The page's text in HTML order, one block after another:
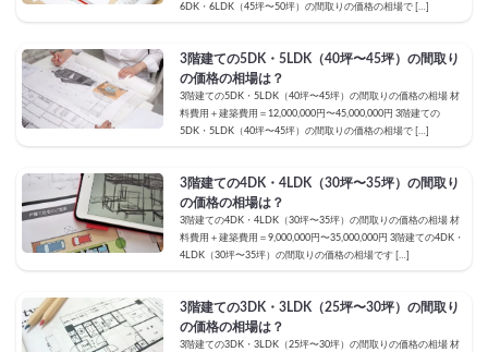
6DK・6LDK（45坪〜50坪）の間取りの価格の相場で […]
3階建ての5DK・5LDK（40坪〜45坪）の間取り
の価格の相場は？
3階建ての5DK・5LDK（40坪〜45坪）の間取りの価格の相場 材
料費用＋建築費用＝12,000,000円〜45,000,000円 3階建ての
5DK・5LDK（40坪〜45坪）の間取りの価格の相場で […]
3階建ての4DK・4LDK（30坪〜35坪）の間取り
の価格の相場は？
3階建ての4DK・4LDK（30坪〜35坪）の間取りの価格の相場 材
料費用＋建築費用＝9,000,000円〜35,000,000円 3階建ての4DK・
4LDK（30坪〜35坪）の間取りの価格の相場です […]
3階建ての3DK・3LDK（25坪〜30坪）の間取り
の価格の相場は？
3階建ての3DK・3LDK（25坪〜30坪）の間取りの価格の相場 材